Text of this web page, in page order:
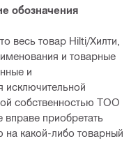
обозначения
весь товар Hilti/Хилти,
и товарные
и
исключительной
собственностью ТОО
вправе приобретать
на какой-либо товарный